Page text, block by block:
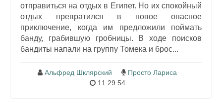
отправиться на отдых в Египет. Но их спокойный
отдых превратился в новое опасное
приключение, когда им предложили поймать
банду, грабившую гробницы. В ходе поисков
бандиты напали на группу Томека и брос...
Альфред Шклярский
Просто Лариса
11:29:54